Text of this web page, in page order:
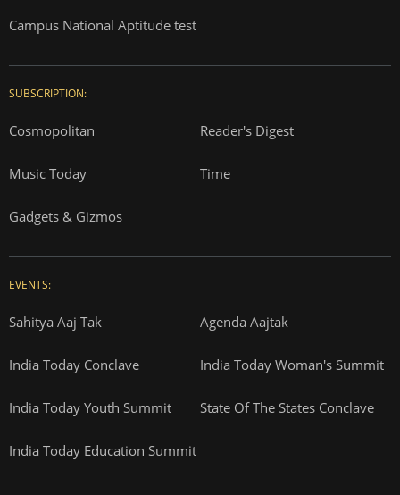
Campus National Aptitude test
SUBSCRIPTION:
Cosmopolitan Reader's Digest
Music Today Time
Gadgets & Gizmos
EVENTS:
Sahitya Aaj Tak Agenda Aajtak
India Today Conclave India Today Woman's Summit
India Today Youth Summit State Of The States Conclave
India Today Education Summit